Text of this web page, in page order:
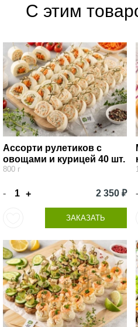
С этим
Ассорти рулетиков с
овощами и курицей 40 шт.
800 г
- + 2 350 ₽
ЗАКАЗАТЬ
-